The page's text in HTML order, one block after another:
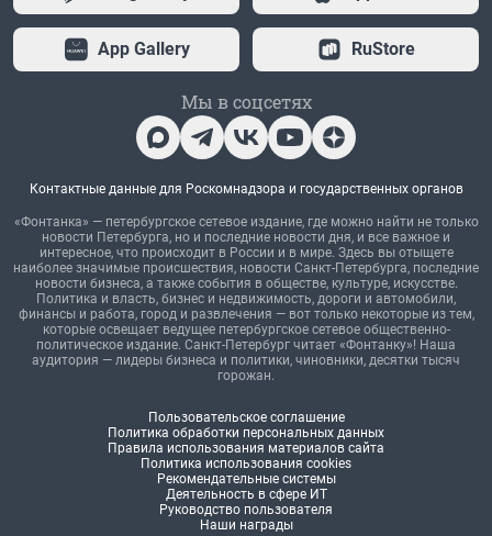
App Gallery RuStore
Мы в соцсетях
Контактные данные для Роскомнадзора и государственных органов
«Фонтанка» — петербургское сетевое издание, где можно найти не только
новости Петербурга, но и последние новости дня, и все важное и
интересное, что происходит в России и в мире. Здесь вы отыщете
наиболее значимые происшествия, новости Санкт-Петербурга, последние
новости бизнеса, а также события в обществе, культуре, искусстве.
Политика и власть, бизнес и недвижимость, дороги и автомобили,
финансы и работа, город и развлечения — вот только некоторые из тем,
которые освещает ведущее петербургское сетевое общественно-
политическое издание. Санкт-Петербург читает «Фонтанку»! Наша
аудитория — лидеры бизнеса и политики, чиновники, десятки тысяч
горожан.
Пользовательское соглашение
Политика обработки персональных данных
Правила использования материалов сайта
Политика использования cookies
Рекомендательные системы
Деятельность в сфере ИТ
Руководство пользователя
Наши награды